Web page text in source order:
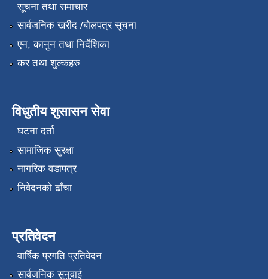
सूचना तथा समाचार
सार्वजनिक खरीद /बोलपत्र सूचना
एन, कानुन तथा निर्देशिका
कर तथा शुल्कहरु
विधुतीय शुसासन सेवा
घटना दर्ता
सामाजिक सुरक्षा
नागरिक वडापत्र
निवेदनको ढाँचा
प्रतिवेदन
वार्षिक प्रगति प्रतिवेदन
सार्वजनिक सुनुवाई